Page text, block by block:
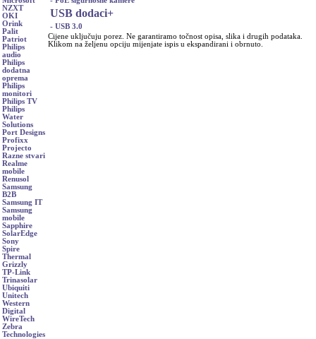
NZXT
OKI
Orink
Palit
Patriot
Philips
audio
Philips
dodatna
oprema
Philips
monitori
Philips TV
Philips
Water
Solutions
Port Designs
Profixx
Projecto
Razne stvari
Realme
mobile
Renusol
Samsung
B2B
Samsung IT
Samsung
mobile
Sapphire
SolarEdge
Sony
Spire
Thermal
Grizzly
TP-Link
Trinasolar
Ubiquiti
Unitech
Western
Digital
WireTech
Zebra
Technologies
USB dodaci+
- USB 3.0
Cijene uključuju porez. Ne garantiramo točnost opisa, slika i drugih podataka.
Klikom na željenu opciju mijenjate ispis u ekspandirani i obrnuto.